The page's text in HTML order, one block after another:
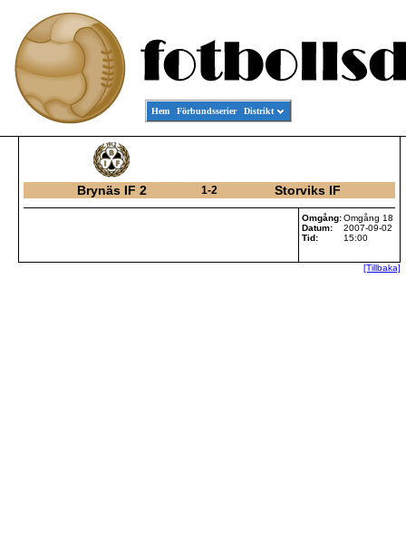
Hem Förbundsserier Distrikt
Brynäs IF 2 1-2 Storviks IF
Omgång:Omgång 18
Datum:
2007-09-02
Tid:
15:00
[Tillbaka]